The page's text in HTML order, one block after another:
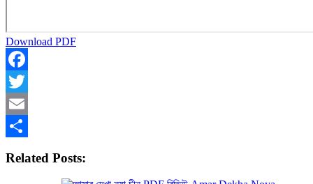
Download PDF
Facebook
Twitter
Email
Related Posts: